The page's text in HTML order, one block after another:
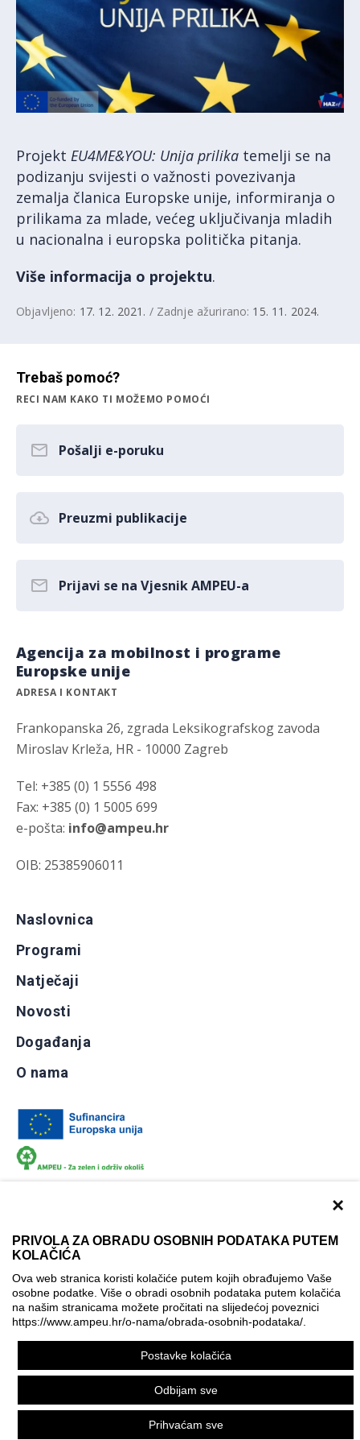
×
PRIVOLA ZA OBRADU OSOBNIH PODATAKA PUTEM
KOLAČIĆA
Ova web stranica koristi kolačiće putem kojih obrađujemo Vaše
osobne podatke. Više o obradi osobnih podataka putem kolačića
na našim stranicama možete pročitati na slijedećoj poveznici
https://www.ampeu.hr/o-nama/obrada-osobnih-podataka/
Postavke kolačića
Odbijam sve
Prihvaćam sve
Projekt EU4ME&YOU: Unija prilika temelji se na
podizanju svijesti o važnosti povezivanja
zemalja članica Europske unije, informiranja o
prilikama za mlade, većeg uključivanja mladih
u nacionalna i europska politička pitanja.
Više informacija o projektu.
Objavljeno: 17. 12. 2021. / Zadnje ažurirano: 15. 11. 2024.
Trebaš pomoć?
RECI NAM KAKO TI MOŽEMO POMOĆI
Pošalji e-poruku
Preuzmi publikacije
Prijavi se na Vjesnik AMPEU-a
Agencija za mobilnost i programe
Europske unije
ADRESA I KONTAKT
Frankopanska 26, zgrada Leksikografskog zavoda
Miroslav Krleža, HR - 10000 Zagreb
Tel: +385 (0) 1 5556 498
Fax: +385 (0) 1 5005 699
e-pošta: info@ampeu.hr
OIB: 25385906011
Naslovnica
Programi
Natječaji
Novosti
Događanja
O nama
Izjava o pristupačnosti
Politika korištenja kolačića
Postavke kolačića
Ova mrežna stranica je ostvarena uz financijsku potporu
Europske komisije. Ona izražava isključivo stajalište autora
mrežne stranice i Komisija se ne može smatrati odgovornom
pri upotrebi informacija koje se na njoj nalaze.